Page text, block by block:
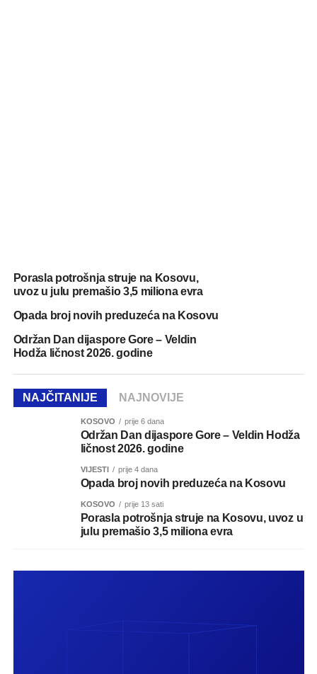
Porasla potrošnja struje na Kosovu,
uvoz u julu premašio 3,5 miliona evra
Opada broj novih preduzeća na Kosovu
Održan Dan dijaspore Gore – Veldin
Hodža ličnost 2026. godine
NAJČITANIJE NAJNOVIJE
KOSOVO prije 6 dana
Održan Dan dijaspore Gore – Veldin Hodža
ličnost 2026. godine
VIJESTI prije 4 dana
Opada broj novih preduzeća na Kosovu
KOSOVO prije 13 sati
Porasla potrošnja struje na Kosovu, uvoz u
julu premašio 3,5 miliona evra